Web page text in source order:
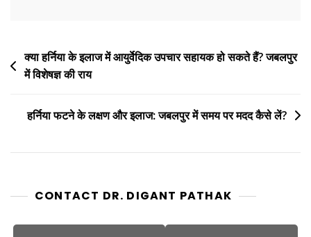
क्या हर्निया के इलाज में आयुर्वेदिक उपचार सहायक हो सकते हैं? जबलपुर
में विशेषज्ञ की राय
हर्निया फटने के लक्षण और इलाज: जबलपुर में समय पर मदद कैसे लें?
CONTACT DR. DIGANT PATHAK